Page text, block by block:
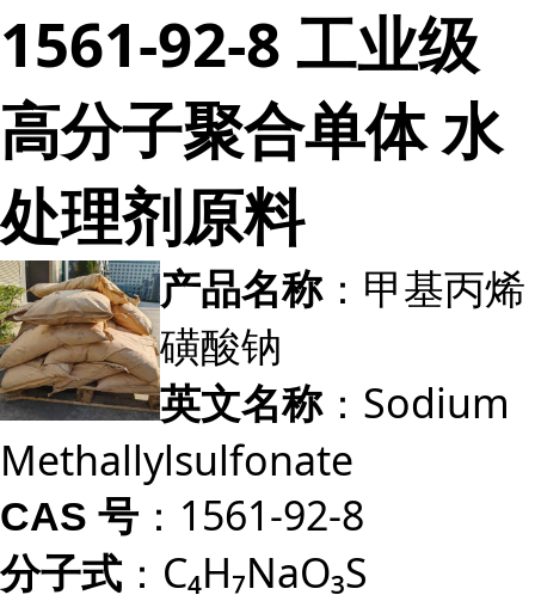
1561-92-8 工业级
高分子聚合单体 水
处理剂原料
产品名称：甲基丙烯
磺酸钠
英文名称：Sodium
Methallylsulfonate
CAS 号 ：1561-92-8
分子式 ：C₄H₇NaO₃S